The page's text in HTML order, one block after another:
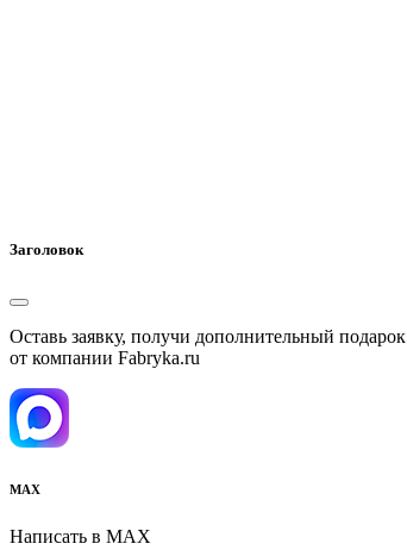
Заголовок
Оставь заявку, получи дополнительный подарок
от компании Fabryka.ru
MAX
Написать в MAX